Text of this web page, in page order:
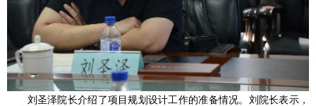
刘圣泽院长介绍了项目规划设计工作的准备情况。刘院长表示，